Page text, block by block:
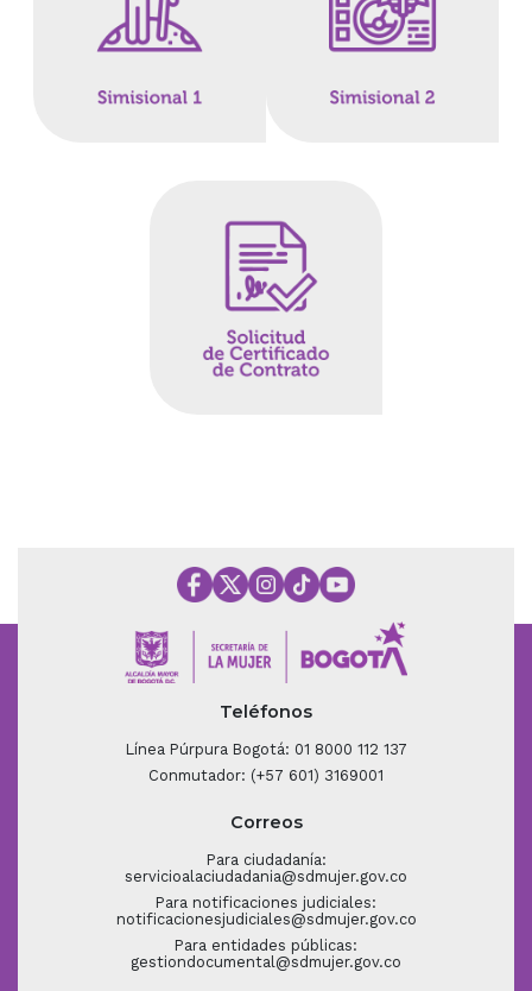
Teléfonos
Línea Púrpura Bogotá: 01 8000 112 137
Conmutador: (+57 601) 3169001
Correos
Para ciudadanía:
servicioalaciudadania@sdmujer.gov.co
Para notificaciones judiciales:
notificacionesjudiciales@sdmujer.gov.co
Para entidades públicas:
gestiondocumental@sdmujer.gov.co